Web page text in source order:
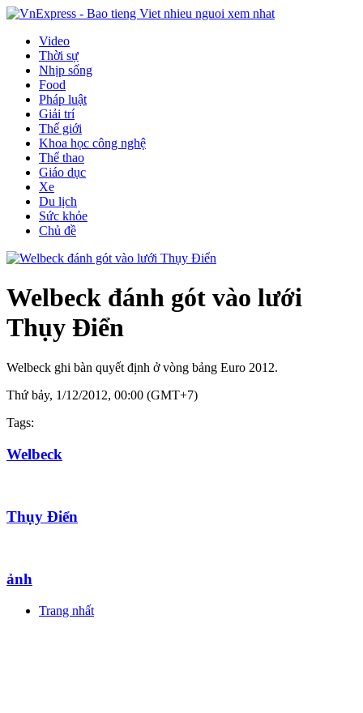
Video
Thời sự
Nhịp sống
Food
Pháp luật
Giải trí
Thế giới
Khoa học công nghệ
Thể thao
Giáo dục
Xe
Du lịch
Sức khỏe
Chủ đề
Welbeck đánh gót vào lưới
Thụy Điển
Welbeck ghi bàn quyết định ở vòng bảng Euro 2012.
Thứ bảy, 1/12/2012, 00:00 (GMT+7)
Tags:
Welbeck
Thụy Điển
ảnh
Trang nhất